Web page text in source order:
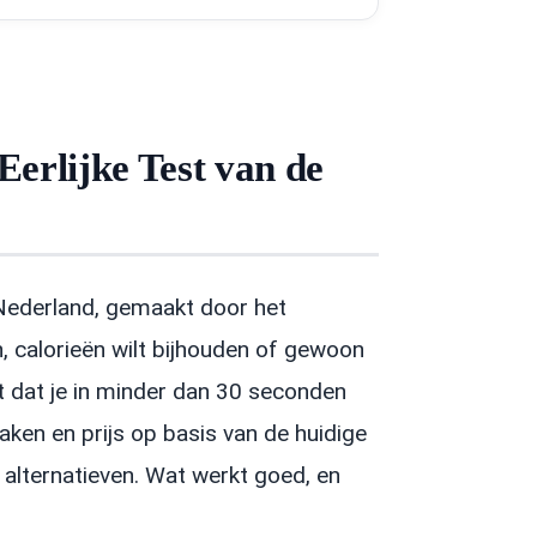
Test van de
gemaakt door het
calorieën wilt bijhouden of gewoon
je in minder dan 30 seconden
en prijs op basis van de huidige
Wat werkt goed, en